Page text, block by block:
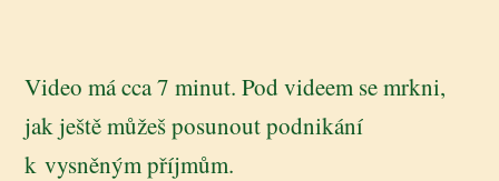
Video má cca 7 minut. Pod videem se mrkni,
jak ještě můžeš posunout podnikání
k vysněným příjmům.